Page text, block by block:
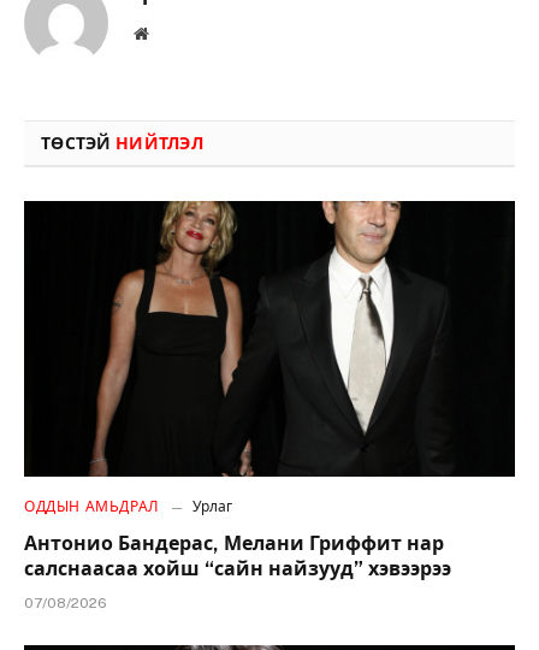
Вэбсайт
ТӨСТЭЙ НИЙТЛЭЛ
ОДДЫН АМЬДРАЛ Урлаг
Антонио Бандерас, Мелани Гриффит нар
салснаасаа хойш “сайн найзууд” хэвээрээ
07/08/2026